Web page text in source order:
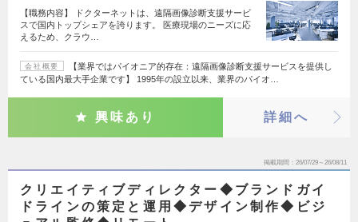
【職務内容】 ドクターネットは、遠隔画像診断支援サービ
スで国内トップシェアを誇ります。 医療現場のニーズに応
えるため、クラウ…
会社概要
【業界ではパイオニア的存在：遠隔画像診断支援サービスを提供し
ている国内最大手企業です】 1995年の設立以来、業界のパイオ…
興味あり 詳細へ
掲載期間 26/07/29～26/08/11
クリエイティブディレクター◆ブランドガイ
ドラインの策定と運用◆デザイン制作◆ビジ